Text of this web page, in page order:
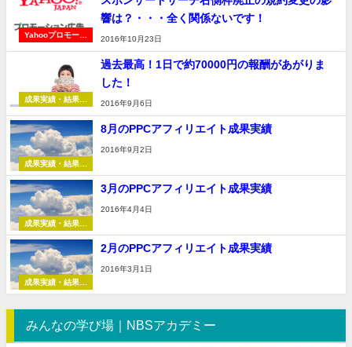
Yahooプロモーシ
響は？・・・全く関係ないです！
2016年10月23日
成果実績・結果報
過去最高！1日で約70000円の報酬があがりま
した！
2016年9月6日
成果実績・結果報
告
8月のPPCアフィリエイト成果実績
2016年9月2日
成果実績・結果報
告
3月のPPCアフィリエイト成果実績
2016年4月4日
成果実績・結果報
告
2月のPPCアフィリエイト成果実績
2016年3月1日
みんなの学び場｜NBSアカデミー